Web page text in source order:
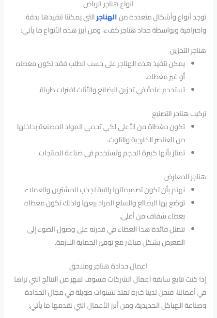
انواع هناجر الرياض
توجد أنواع وأشكال متعددة منالهناجرالتي يمكننا تنفيذها بدقة
واحترافية وبواسطة حداد هناجر كفء، ومن أبرز هذه الأنواع ما يأتي:
هناجر التخزين
يمكن تنفيذ هذه الهناجر على حسب الطلب فقد تكون مغطاه
أو غير مغطاه.
تستخدم عادةً في تخزين البضائع والأثاث لفترات طريلة.
تركيب هناجر التصنيع
تكون مغطاة من الأعلى لكي تحمي المواد المصنعة بداخلها
من العناصر الخارجية والتلوث.
تمتاز بأنها كبيرة الحجم وتستخدم في صناعة المنتجات.
هناجر المعارض
نهتم بأن تكون تصميماتها راقية لجذب المشترين والعملاء.
توضع بها البضائع والسلع المراد بيعها ولذلك تكون مغطاه
بغطاء شفاف من أعلى.
تتمثل فائدة هذا العطاء في قدرته على وصول الضوء إلى
المعرض بشكل مباشر مع توفير الحماية اللازمة.
اعمال حدادة هناجر وملاحق
إذا كنت تتابع سابقة أعمال الشركات فسوف تنبهر من النتائج التي تراها
في أعمالنا، فنحن لدينا خبرة تمتد لسنوات طويلة في مجال الحدادة
وصناعة الهياكل الحديدية، ومن أبرز الأعمال التي نقدمها ما يأتي: